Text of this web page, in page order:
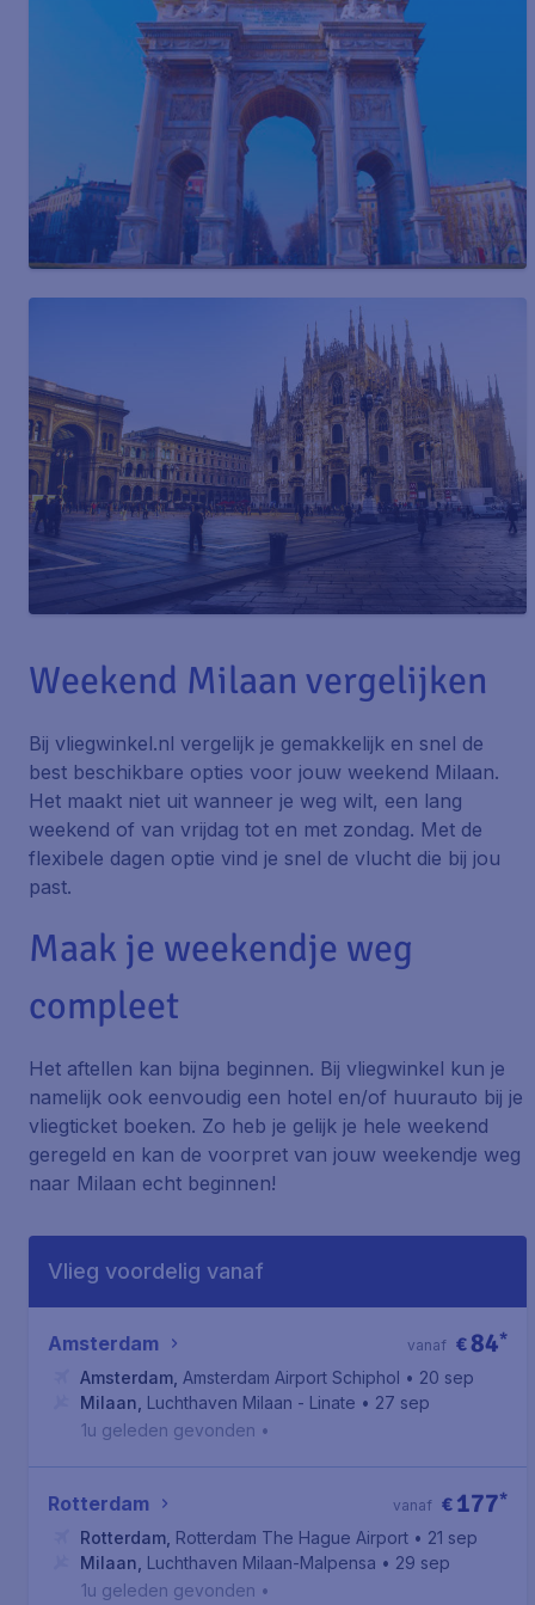
Weekend Milaan vergelijken
Bij vliegwinkel.nl vergelijk je gemakkelijk en snel de
best beschikbare opties voor jouw weekend Milaan.
Het maakt niet uit wanneer je weg wilt, een lang
weekend of van vrijdag tot en met zondag. Met de
flexibele dagen optie vind je snel de vlucht die bij jou
past.
Maak je weekendje weg
compleet
Het aftellen kan bijna beginnen. Bij vliegwinkel kun je
namelijk ook eenvoudig een hotel en/of huurauto bij je
vliegticket boeken. Zo heb je gelijk je hele weekend
geregeld en kan de voorpret van jouw weekendje weg
naar Milaan echt beginnen!
Vlieg voordelig vanaf
Amsterdam €84*
vanaf
Amsterdam Amsterdam Airport Schiphol • 20 sep
Milaan Luchthaven Milaan - Linate • 27 sep
1u geleden gevonden •
Rotterdam € 177*
vanaf
Rotterdam Rotterdam The Hague Airport • 21 sep
Milaan Luchthaven Milaan-Malpensa • 29 sep
1u geleden gevonden •